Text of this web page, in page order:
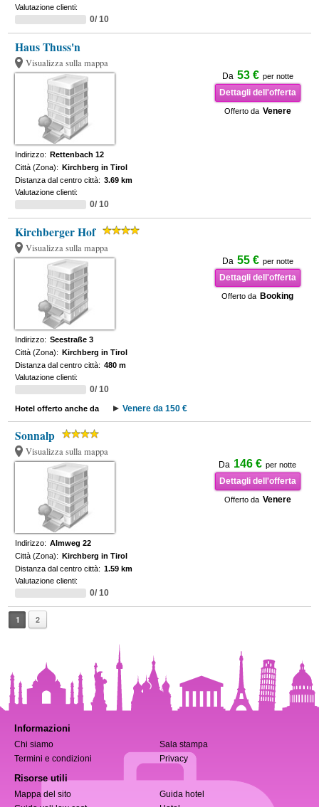
Valutazione clienti:
0/ 10
Haus Thuss'n
Visualizza sulla mappa
Da 53 € per notte
Dettagli dell'offerta
Offerto da Venere
Indirizzo: Rettenbach 12
Città (Zona): Kirchberg in Tirol
Distanza dal centro città: 3.69 km
Valutazione clienti:
0/ 10
Kirchberger Hof
Visualizza sulla mappa
Da 55 € per notte
Dettagli dell'offerta
Offerto da Booking
Indirizzo: Seestraße 3
Città (Zona): Kirchberg in Tirol
Distanza dal centro città: 480 m
Valutazione clienti:
0/ 10
Hotel offerto anche da Venere da 150 €
Sonnalp
Visualizza sulla mappa
Da 146 € per notte
Dettagli dell'offerta
Offerto da Venere
Indirizzo: Almweg 22
Città (Zona): Kirchberg in Tirol
Distanza dal centro città: 1.59 km
Valutazione clienti:
0/ 10
1 2
Informazioni
Chi siamo
Sala stampa
Termini e condizioni
Privacy
Risorse utili
Mappa del sito
Guida hotel